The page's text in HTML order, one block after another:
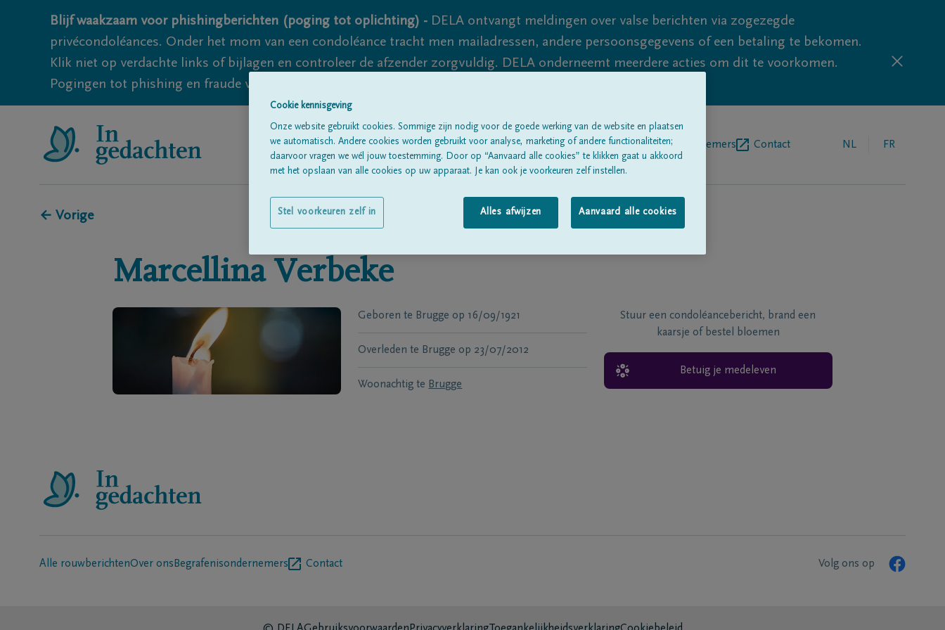
Blijf waakzaam voor phishingberichten (poging tot oplichting) - DELA ontvangt meldingen over valse berichten via zogezegde
privécondoléances. Onder het mom van een condoléance tracht men mailadressen, andere persoonsgegevens of een betaling te bekomen.
Klik niet op verdachte links of bijlagen en controleer de afzender zorgvuldig. DELA onderneemt meerdere acties om dit te voorkomen.
Pogingen tot phishing en fraude vallen echter nooit volledig uit te sluiten, dus blijf waakzaam.
Alle rouwberichten Over onsBegrafenisondernemers Contact NL FR
← Vorige
Marcellina Verbeke
Geboren te Brugge op 16/09/1921
Overleden te Brugge op 23/07/2012
Woonachtig te Brugge
Stuur een condoléancebericht, brand een
kaarsje of bestel bloemen
Betuig je medeleven
Alle rouwberichtenOver ons Begrafenisondernemers Contact Volg ons op
Cookie kennisgeving
Onze website gebruikt cookies. Sommige zijn nodig voor de goede werking van de website en plaatsen
we automatisch. Andere cookies worden gebruikt voor analyse, marketing of andere functionaliteiten;
daarvoor vragen we wél jouw toestemming. Door op “Aanvaard alle cookies” te klikken gaat u akkoord
met het opslaan van alle cookies op uw apparaat. Je kan ook je voorkeuren zelf instellen.
Alles afwijzen Aanvaard alle cookies
Stel voorkeuren zelf in